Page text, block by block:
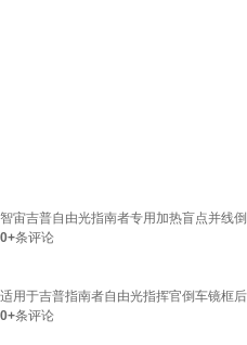
智宙吉普自由光指南者专用加热盲点并线
0+条评论
适用于吉普指南者自由光指挥官倒车镜框
0+条评论